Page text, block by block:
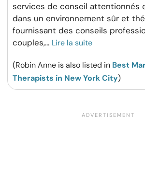
services de conseil attentionnés
dans un environnement sûr et
fournissant des conseils
couples,... Lire la suite
(Robin Anne is also listed in Best
Therapists in New York City)